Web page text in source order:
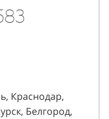
Краснодар,
Белгород,